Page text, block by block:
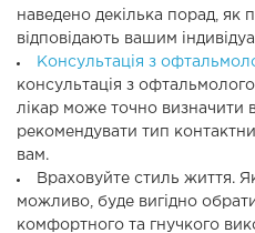
наведено декілька порад, як
відповідають вашим
Консультація з
консультація з
лікар може точно визначити
рекомендувати тип
вам.
Враховуйте стиль життя.
можливо, буде вигідно
комфортного та гнучкого